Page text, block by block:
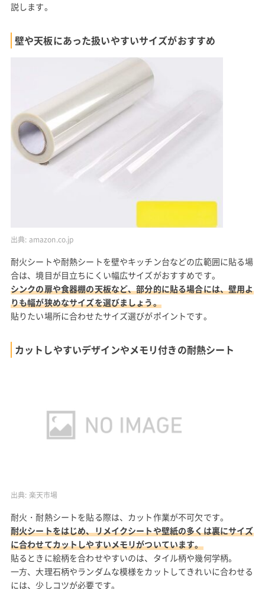
説します。
壁や天板にあった扱いやすいサイズがおすすめ
出典: amazon.co.jp
耐火シートや耐熱シートを壁やキッチン台などの広範囲に貼る場
合は、境目が目立ちにくい幅広サイズがおすすめです。
シンクの扉や食器棚の天板など、部分的に貼る場合には、壁用よ
りも幅が狭めなサイズを選びましょう。
貼りたい場所に合わせたサイズ選びがポイントです。
カットしやすいデザインやメモリ付きの耐熱シート
出典: 楽天市場
耐火・耐熱シートを貼る際は、カット作業が不可欠です。
耐火シートをはじめ、リメイクシートや壁紙の多くは裏にサイズ
に合わせてカットしやすいメモリがついています。
貼るときに絵柄を合わせやすいのは、タイル柄や幾何学柄。
一方、大理石柄やランダムな模様をカットしてきれいに合わせる
には、少しコツが必要です。